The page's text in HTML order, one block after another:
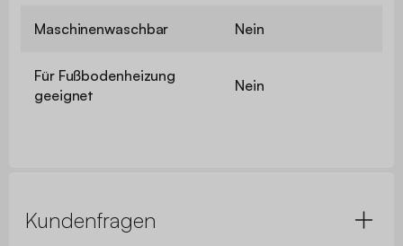
Maschinenwaschbar Nein
Für Fußbodenheizung
geeignet
Nein
Kundenfragen